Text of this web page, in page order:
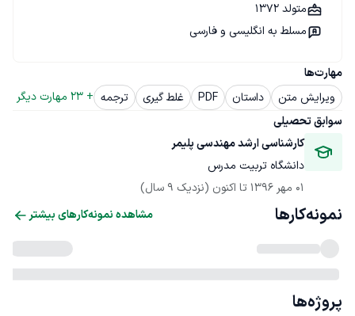
مهارت‌ها
ویرایش متن
داستان PDF غلط گیری ترجمه +
23 مهارت دیگر
سوابق تحصیلی
کارشناسی ارشد مهندسی پلیمر
دانشگاه تربیت مدرس
01 مهر 1396
تا اکنون (نزدیک 9 سال)
متولد 1372
مسلط به انگلیسی و فارسی
نمونه‌کارها مشاهده نمونه‌کارهای بیشتر
پروژه‌ها